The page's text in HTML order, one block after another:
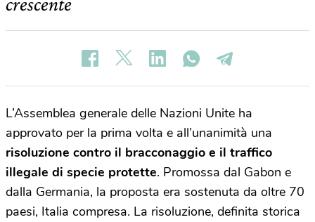
L’Assemblea generale delle Nazioni Unite ha
approvato per la prima volta e all’unanimità una
risoluzione contro il bracconaggio e il traffico
illegale di specie protette. Promossa dal Gabon e
dalla Germania, la proposta era sostenuta da oltre 70
paesi, Italia compresa. La risoluzione, definita storica